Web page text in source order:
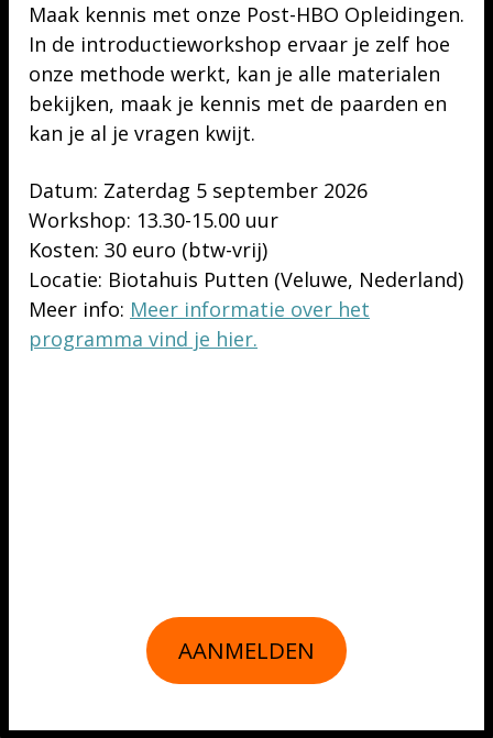
Maak kennis met onze Post-HBO Opleidingen.
In de introductieworkshop ervaar je zelf hoe
onze methode werkt, kan je alle materialen
bekijken, maak je kennis met de paarden en
kan je al je vragen kwijt.
Datum: Zaterdag 5 september 2026
Workshop: 13.30-15.00 uur
Kosten: 30 euro (btw-vrij)
Locatie: Biotahuis Putten (Veluwe, Nederland)
Meer info: Meer informatie over het
programma vind je hier.
AANMELDEN